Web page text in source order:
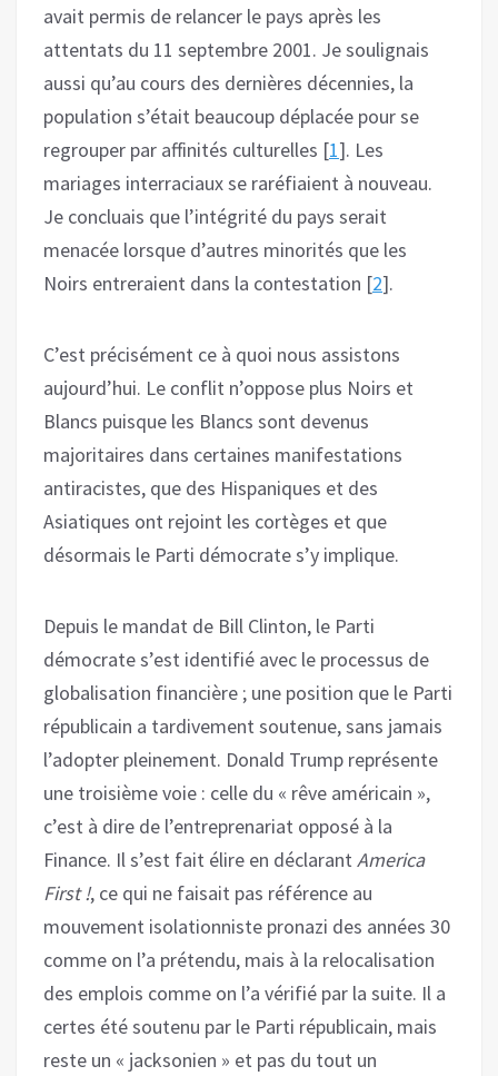
avait permis de relancer le pays après les
attentats du 11 septembre 2001. Je soulignais
aussi qu’au cours des dernières décennies, la
population s’était beaucoup déplacée pour se
regrouper par affinités culturelles [1]. Les
mariages interraciaux se raréfiaient à nouveau.
Je concluais que l’intégrité du pays serait
menacée lorsque d’autres minorités que les
Noirs entreraient dans la contestation [2].
C’est précisément ce à quoi nous assistons
aujourd’hui. Le conflit n’oppose plus Noirs et
Blancs puisque les Blancs sont devenus
majoritaires dans certaines manifestations
antiracistes, que des Hispaniques et des
Asiatiques ont rejoint les cortèges et que
désormais le Parti démocrate s’y implique.
Depuis le mandat de Bill Clinton, le Parti
démocrate s’est identifié avec le processus de
globalisation financière ; une position que le Parti
républicain a tardivement soutenue, sans jamais
l’adopter pleinement. Donald Trump représente
une troisième voie : celle du « rêve américain »,
c’est à dire de l’entreprenariat opposé à la
Finance. Il s’est fait élire en déclarant America
First !, ce qui ne faisait pas référence au
mouvement isolationniste pronazi des années 30
comme on l’a prétendu, mais à la relocalisation
des emplois comme on l’a vérifié par la suite. Il a
certes été soutenu par le Parti républicain, mais
reste un « jacksonien » et pas du tout un